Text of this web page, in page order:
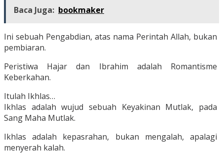
Baca Juga: bookmaker
Ini sebuah Pengabdian, atas nama Perintah Allah, bukan
pembiaran.
Peristiwa Hajar dan Ibrahim adalah Romantisme
Keberkahan.
Itulah Ikhlas…
Ikhlas adalah wujud sebuah Keyakinan Mutlak, pada
Sang Maha Mutlak.
Ikhlas adalah kepasrahan, bukan mengalah, apalagi
menyerah kalah.